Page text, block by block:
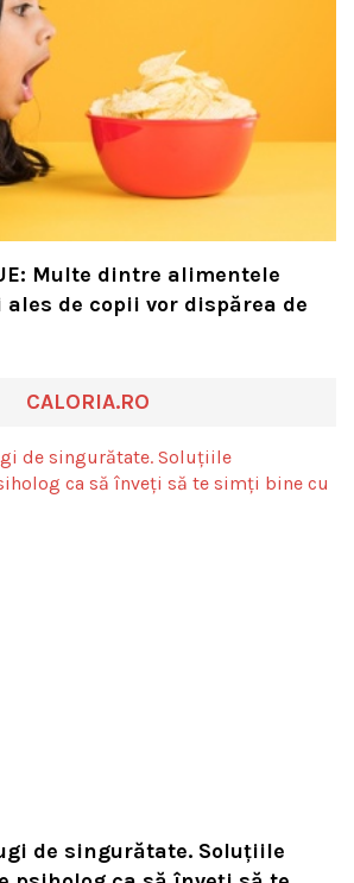
Multe dintre alimentele
de copii vor dispărea de
CALORIA.RO
de singurătate. Soluțiile